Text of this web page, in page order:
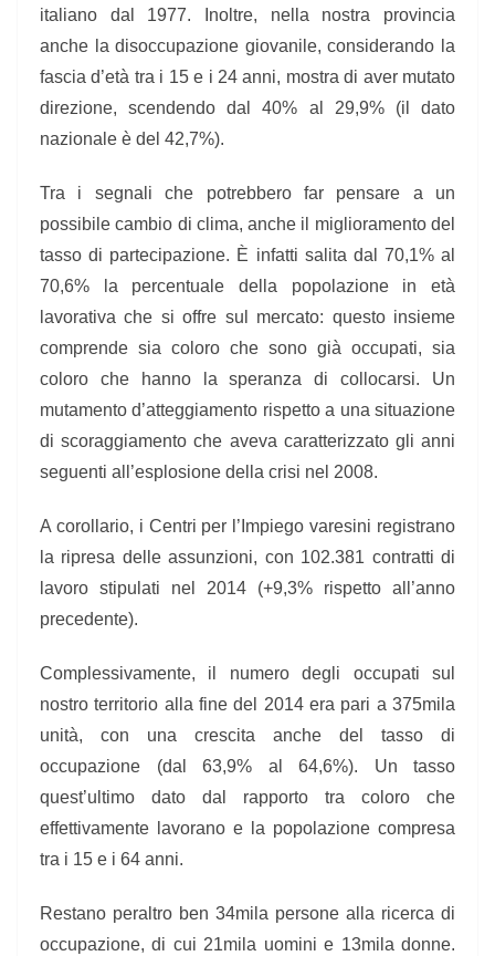
italiano dal 1977. Inoltre, nella nostra provincia
anche la disoccupazione giovanile, considerando la
fascia d’età tra i 15 e i 24 anni, mostra di aver mutato
direzione, scendendo dal 40% al 29,9% (il dato
nazionale è del 42,7%).
Tra i segnali che potrebbero far pensare a un
possibile cambio di clima, anche il miglioramento del
tasso di partecipazione. È infatti salita dal 70,1% al
70,6% la percentuale della popolazione in età
lavorativa che si offre sul mercato: questo insieme
comprende sia coloro che sono già occupati, sia
coloro che hanno la speranza di collocarsi. Un
mutamento d’atteggiamento rispetto a una situazione
di scoraggiamento che aveva caratterizzato gli anni
seguenti all’esplosione della crisi nel 2008.
A corollario, i Centri per l’Impiego varesini registrano
la ripresa delle assunzioni, con 102.381 contratti di
lavoro stipulati nel 2014 (+9,3% rispetto all’anno
precedente).
Complessivamente, il numero degli occupati sul
nostro territorio alla fine del 2014 era pari a 375mila
unità, con una crescita anche del tasso di
occupazione (dal 63,9% al 64,6%). Un tasso
quest’ultimo dato dal rapporto tra coloro che
effettivamente lavorano e la popolazione compresa
tra i 15 e i 64 anni.
Restano peraltro ben 34mila persone alla ricerca di
occupazione, di cui 21mila uomini e 13mila donne.